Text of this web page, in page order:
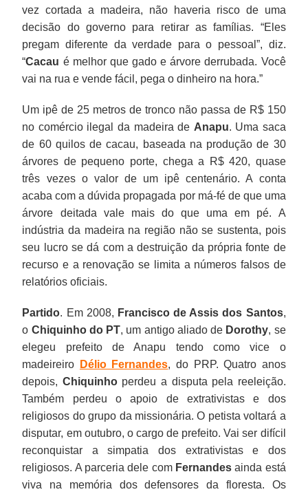
vez cortada a madeira, não haveria risco de uma
decisão do governo para retirar as famílias. “Eles
pregam diferente da verdade para o pessoal”, diz.
“Cacau é melhor que gado e árvore derrubada. Você
vai na rua e vende fácil, pega o dinheiro na hora.”
Um ipê de 25 metros de tronco não passa de R$ 150
no comércio ilegal da madeira de Anapu. Uma saca
de 60 quilos de cacau, baseada na produção de 30
árvores de pequeno porte, chega a R$ 420, quase
três vezes o valor de um ipê centenário. A conta
acaba com a dúvida propagada por má-fé de que uma
árvore deitada vale mais do que uma em pé. A
indústria da madeira na região não se sustenta, pois
seu lucro se dá com a destruição da própria fonte de
recurso e a renovação se limita a números falsos de
relatórios oficiais.
Partido. Em 2008, Francisco de Assis dos Santos,
o Chiquinho do PT, um antigo aliado de Dorothy, se
elegeu prefeito de Anapu tendo como vice o
madeireiro
Délio Fernandes, do PRP. Quatro anos
depois, Chiquinhoperdeu a disputa pela reeleição.
Também perdeu o apoio de extrativistas e dos
religiosos do grupo da missionária. O petista voltará a
disputar, em outubro, o cargo de prefeito. Vai ser difícil
reconquistar a simpatia dos extrativistas e dos
religiosos. A parceria dele com Fernandesainda está
viva na memória dos defensores da floresta. Os